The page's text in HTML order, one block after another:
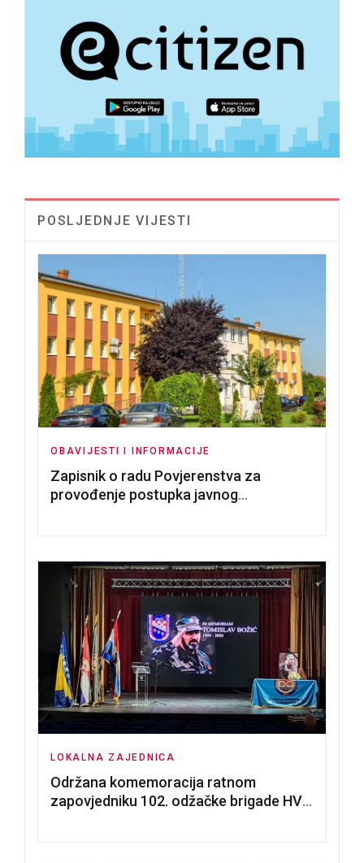
POSLJEDNJE VIJESTI
OBAVIJESTI I INFORMACIJE
Zapisnik o radu Povjerenstva za
provođenje postupka javnog
LOKALNA ZAJEDNICA
Održana komemoracija ratnom
zapovjedniku 102. odžačke brigade HVO